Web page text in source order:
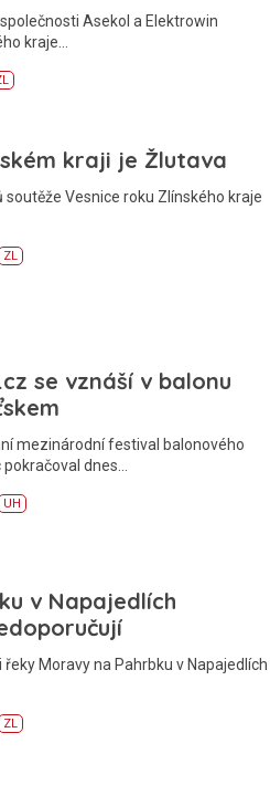
Asekol a Elektrowin
kraje…
kraji je Žlutava
soutěže Vesnice roku Zlínského kraje
ZL
se vznáší v balonu
mezinárodní festival balonového
dnes…
UH
v Napajedlích
Moravy na Pahrbku v Napajedlích
ZL